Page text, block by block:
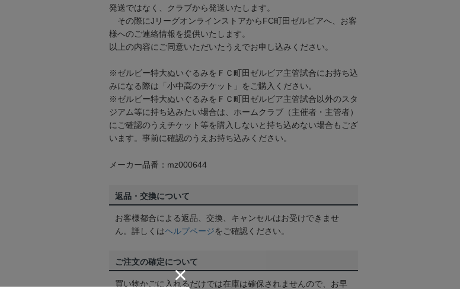
発送ではなく、クラブから発送いたします。
その際にJリーグオンラインストアからFC町田ゼルビアへ、お客
様へのご連絡情報を提供いたします。
以上の内容にご同意いただいたうえでお申し込みください。
※ゼルビー特大ぬいぐるみをＦＣ町田ゼルビア主管試合にお持ち込
みになる際は「小中高のチケット」をご購入ください。
※ゼルビー特大ぬいぐるみをＦＣ町田ゼルビア主管試合以外のスタ
ジアム等に持ち込みたい場合は、ホームクラブ（主催者・主管者）
にご確認のうえチケット等を購入しないと持ち込めない場合もござ
います。事前に確認のうえお持ち込みください。
メーカー品番：mz000644
返品・交換について
お客様都合による返品、交換、キャンセルはお受けできませ
ん。詳しくはヘルプページをご確認ください。
ご注文の確定について
買い物かごに入れるだけでは在庫は確保されませんので、お早